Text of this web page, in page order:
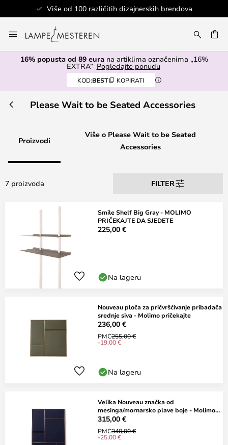
Više od 100 različitih dizajnerskih brendova
to
Content
16% popusta od 89 eurana artiklima označenima „16%
EXTRA” Pogledajte ponudu
KOD:BEST KOPIRATI
Please Wait to be Seated Accessories
Proizvodi
Više o Please Wait to be Seated
Accessories
7 proizvoda FILTER
Smile Shelf Big Gray - MOLIMO
PRIČEKAJTE DA SJEDETE
225,00 €
Na lageru
Nouveau ploča za pričvršćivanje pribadača
srednje siva - Molimo pričekajte
236,00 €
PMC255,00 €
-19,00 €
Na lageru
Velika Nouveau značka od
mesinga/mornarsko plave boje - Molimo
pričekajte prije
315,00 €
PMC340,00 €
-25,00 €